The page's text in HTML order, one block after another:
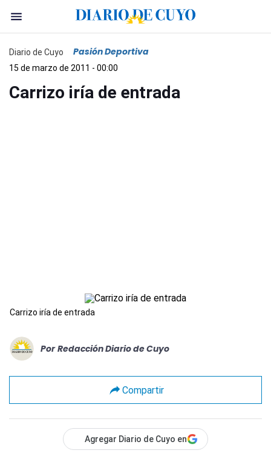
Diario de Cuyo Pasión Deportiva
15 de marzo de 2011 - 00:00
Carrizo iría de entrada
Carrizo iría de entrada
Por Redacción Diario de Cuyo
Compartir
Agregar Diario de Cuyo en